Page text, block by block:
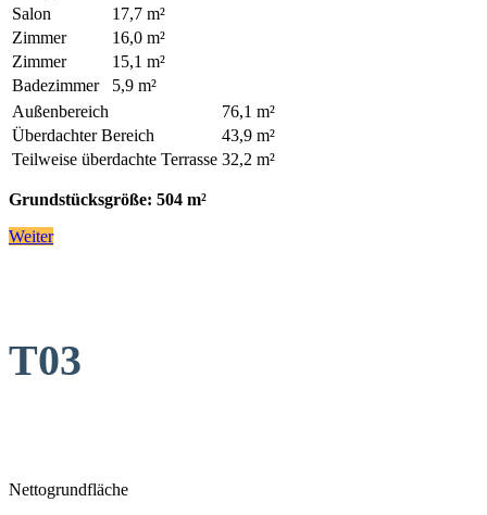
Salon
17,7 m²
Zimmer
16,0 m²
Zimmer
15,1 m²
Badezimmer
5,9 m²
Außenbereich
76,1 m²
Überdachter Bereich
43,9 m²
Teilweise überdachte Terrasse 32,2 m²
Grundstücksgröße: 504 m²
Weiter
T03
Nettogrundfläche